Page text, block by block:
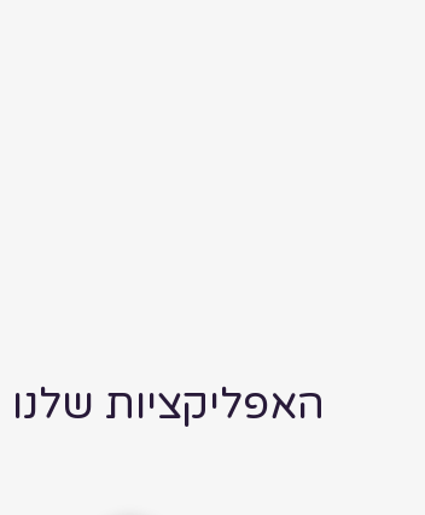
האפליקציות שלנו